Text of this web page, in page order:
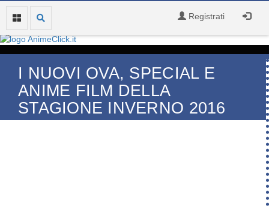
Registrati
I NUOVI OVA, SPECIAL E
ANIME FILM DELLA
STAGIONE INVERNO 2016